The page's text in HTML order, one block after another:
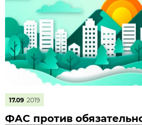
17.09 2019
ФАС против